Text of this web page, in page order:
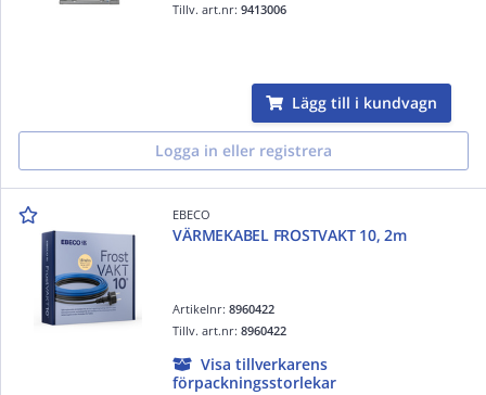
Tillv. art.nr:9413006
Lägg till i kundvagn
Logga in eller registrera
EBECO
VÄRMEKABEL FROSTVAKT 10, 2m
Artikelnr:8960422
Tillv. art.nr:8960422
Visa tillverkarens
förpackningsstorlekar